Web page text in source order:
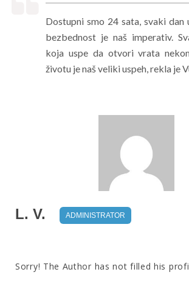
Dostupni smo 24 sata, svaki dan
bezbednost je naš imperativ.
koja uspe da otvori vrata
životu je naš veliki uspeh, rekla je
L. V. ADMINISTRATOR
Sorry! The Author has not filled his